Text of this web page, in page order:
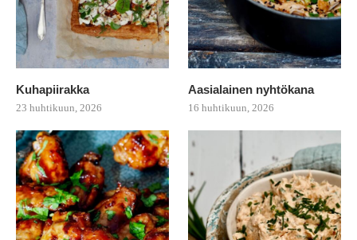
Kuhapiirakka
23 huhtikuun, 2026
Aasialainen nyhtökana
16 huhtikuun, 2026